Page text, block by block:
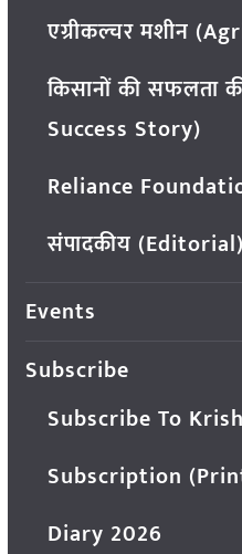
एग्रीकल्चर मशीन
किसानों की सफलता
Success Story)
Reliance
संपादकीय (Editorial)
Events
Subscribe
Subscribe To
Subscription
Diary 2026